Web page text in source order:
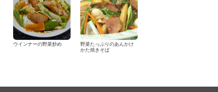
ウインナーの野菜炒め
野菜たっぷりのあんかけ
かた焼きそば